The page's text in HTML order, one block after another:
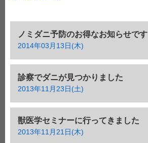
ノミダニ予防のお得なお知らせです
2014年03月13日(木)
診察でダニが見つかりました
2013年11月23日(土)
獣医学セミナーに行ってきました
2013年11月21日(木)